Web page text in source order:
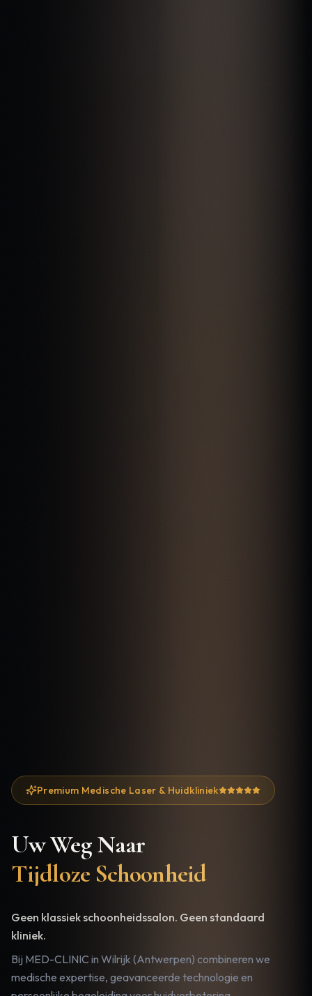
Premium Medische Laser & Huidkliniek
Uw Weg Naar
Tijdloze Schoonheid
Geen klassiek schoonheidssalon. Geen standaard
kliniek.
Bij MED-CLINIC in Wilrijk (Antwerpen) combineren we
medische expertise, geavanceerde technologie en